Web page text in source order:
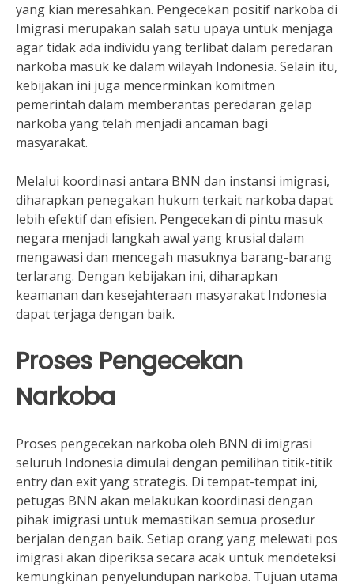
yang kian meresahkan. Pengecekan positif narkoba di
Imigrasi merupakan salah satu upaya untuk menjaga
agar tidak ada individu yang terlibat dalam peredaran
narkoba masuk ke dalam wilayah Indonesia. Selain itu,
kebijakan ini juga mencerminkan komitmen
pemerintah dalam memberantas peredaran gelap
narkoba yang telah menjadi ancaman bagi
masyarakat.
Melalui koordinasi antara BNN dan instansi imigrasi,
diharapkan penegakan hukum terkait narkoba dapat
lebih efektif dan efisien. Pengecekan di pintu masuk
negara menjadi langkah awal yang krusial dalam
mengawasi dan mencegah masuknya barang-barang
terlarang. Dengan kebijakan ini, diharapkan
keamanan dan kesejahteraan masyarakat Indonesia
dapat terjaga dengan baik.
Proses Pengecekan
Narkoba
Proses pengecekan narkoba oleh BNN di imigrasi
seluruh Indonesia dimulai dengan pemilihan titik-titik
entry dan exit yang strategis. Di tempat-tempat ini,
petugas BNN akan melakukan koordinasi dengan
pihak imigrasi untuk memastikan semua prosedur
berjalan dengan baik. Setiap orang yang melewati pos
imigrasi akan diperiksa secara acak untuk mendeteksi
kemungkinan penyelundupan narkoba. Tujuan utama